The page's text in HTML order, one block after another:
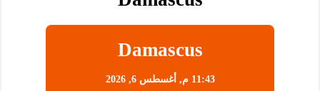
Damascus
11:43 م, أغسطس 6, 2026